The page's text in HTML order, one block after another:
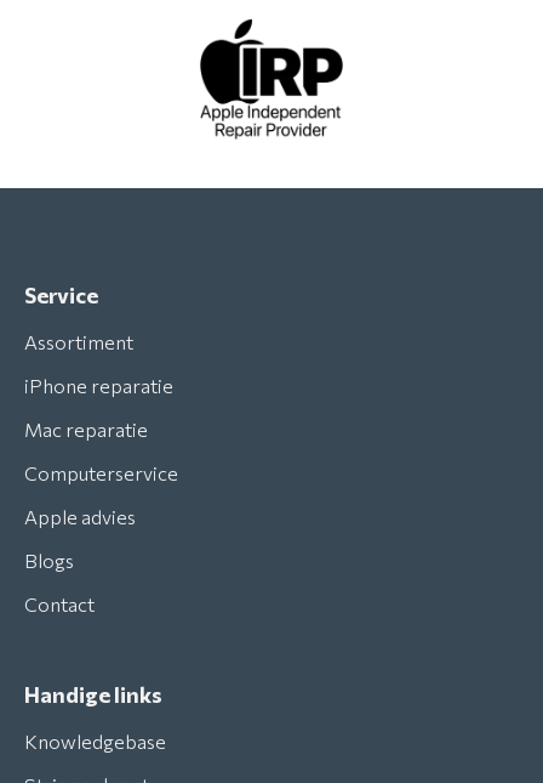
Service
Assortiment
iPhone reparatie
Mac reparatie
Computerservice
Apple advies
Blogs
Contact
Handige links
Knowledgebase